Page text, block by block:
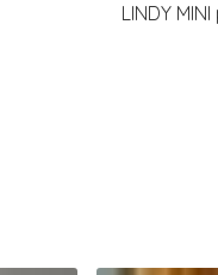
LINDY